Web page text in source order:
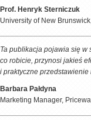
Prof. Henryk Sterniczuk
University of New
Ta publikacja pojawia się w
co robicie, przynosi jakieś
i praktyczne
Barbara Pałdyna
Marketing Manager,